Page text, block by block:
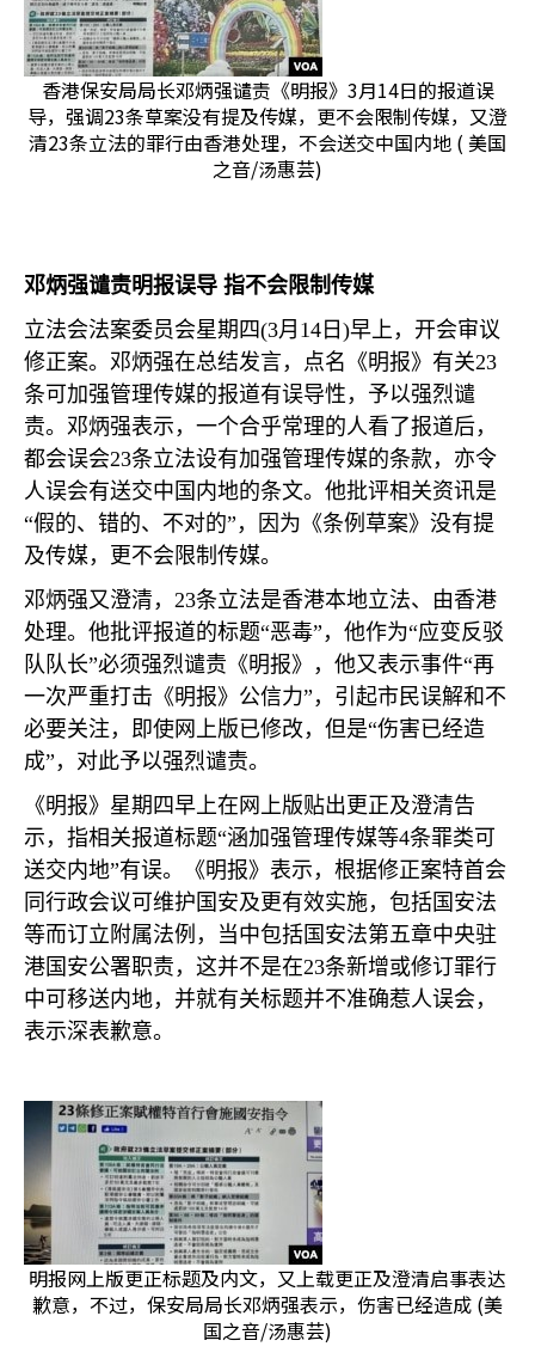
香港保安局局长邓炳强谴责《明报》3月14日的报道误
导，强调23条草案没有提及传媒，更不会限制传媒，又澄
清23条立法的罪行由香港处理，不会送交中国内地 ( 美国
之音/汤惠芸)
邓炳强谴责明报误导 指不会限制传媒
立法会法案委员会星期四(3月 14 日 )早上，开会审议
修正案。邓炳强在总结发言，点名《明报》有关23
条可加强管理传媒的报道有误导性，予以强烈谴
责。邓炳强表示，一个合乎常理的人看了报道后，
都会误会23条立法设有加强管理传媒的条款，亦令
人误会有送交中国内地的条文。他批评相关资讯是
“假的、错的、不对的”，因为《条例草案》没有提
及传媒，更不会限制传媒。
邓炳强又澄清， 23条立法是香港本地立法、由香港
处理。他批评报道的标题“恶毒”，他作为“应变反驳
队队长”必须强烈谴责《明报》，他又表示事件“再
一次严重打击《明报》公信力”，引起市民误解和不
必要关注，即使网上版已修改，但是“伤害已经造
成”，对此予以强烈谴责。
《明报》星期四早上在网上版贴出更正及澄清告
示，指相关报道标题“涵加强管理传媒等4条罪类可
送交内地”有误。《明报》表示，根据修正案特首会
同行政会议可维护国安及更有效实施，包括国安法
等而订立附属法例，当中包括国安法第五章中央驻
港国安公署职责，这并不是在23条新增或修订罪行
中可移送内地，并就有关标题并不准确惹人误会，
表示深表歉意。
明报网上版更正标题及内文，又上载更正及澄清启事表达
歉意，不过，保安局局长邓炳强表示，伤害已经造成 (美
国之音/汤惠芸)